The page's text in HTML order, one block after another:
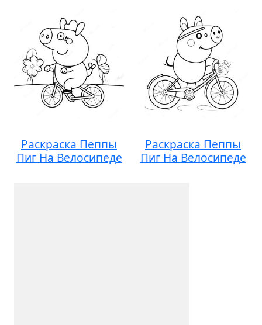
Раскраска Пеппы
Пиг На Велосипеде
Раскраска Пеппы
Пиг На Велосипеде